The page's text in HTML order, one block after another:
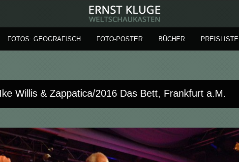
FOTOS: GEOGRAFISCH FOTO-POSTER BÜCHER PREISLISTE
Willis & Zappatica/2016 Das Bett, Frankfurt a.M.